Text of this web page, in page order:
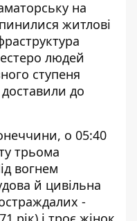
на
житлові
людей
ступеня
до
о 05:40
трьома
вогнем
й цивільна
-